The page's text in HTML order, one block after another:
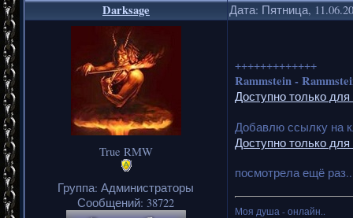
Darksage Дата: Пятница,
True RMW
Группа: Администраторы
Сообщений: 38722
+++++++++++++
Rammstein -
Доступно только
Добавлю ссылку на
Доступно только
посмотрела ещё
Моя душа - онлайн..